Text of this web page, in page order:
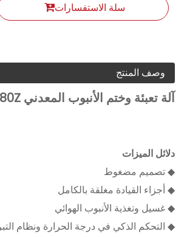
سلة الاستفسارات
وصف المنتج
آلة تعبئة وختم الأنبوب المعدني ZHF-80Z
دلائل الميزات
◆ تصميم مضغوط
◆ أجزاء القيادة مغلقة بالكامل
◆ غسيل وتغذية الأنبوب الهوائي
◆ التحكم الذكي في درجة الحرارة ونظام